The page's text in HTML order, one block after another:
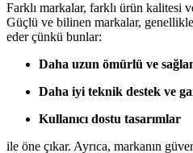
Farklı markalar, farklı ürün kalitesi
Güçlü ve bilinen markalar, genellikle
eder çünkü bunlar:
Daha uzun ömürlü ve
Daha iyi teknik destek ve
Kullanıcı dostu tasarımlar
ile öne çıkar. Ayrıca, markanın